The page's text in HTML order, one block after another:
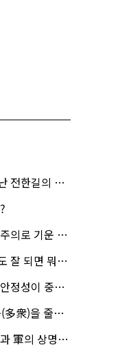
전한길의 무
의로 기운 이
잘 되면 뭐하
정성이 중요
多衆)을 줄세
軍의 상명하